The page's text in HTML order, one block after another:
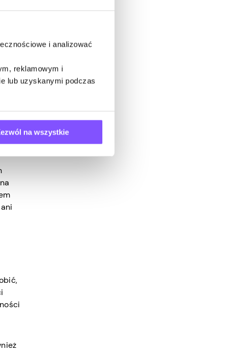
i analizować
reklamowym i
lub uzyskanymi podczas
na wszystkie
ma
ich